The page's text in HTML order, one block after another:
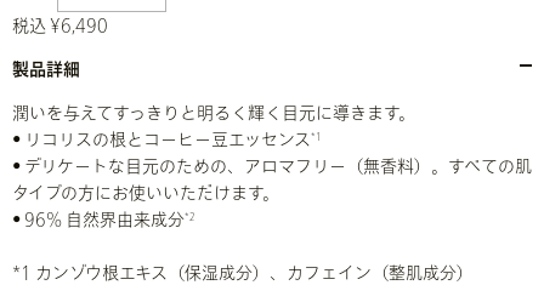
税込 ¥6,490
製品詳細
潤いを与えてすっきりと明るく輝く目元に導きます。
• リコリスの根とコーヒー豆エッセンス*1
• デリケートな目元のための、アロマフリー（無香料）。すべての肌
タイプの方にお使いいただけます。
• 96% 自然界由来成分*2
*1 カンゾウ根エキス（保湿成分）、カフェイン（整肌成分）